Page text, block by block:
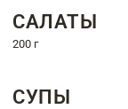
САЛАТЫ
200 г
СУПЫ